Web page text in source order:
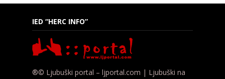
IED “HERC INFO”
®© Ljubuški portal – ljportal.com | Ljubuški na